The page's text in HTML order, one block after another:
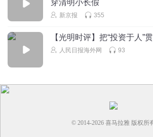
穿清明小长假
新京报 355
【光明时评】把“投资于人”
人民日报海外网 93
© 2014-2026 喜马拉雅 版权所